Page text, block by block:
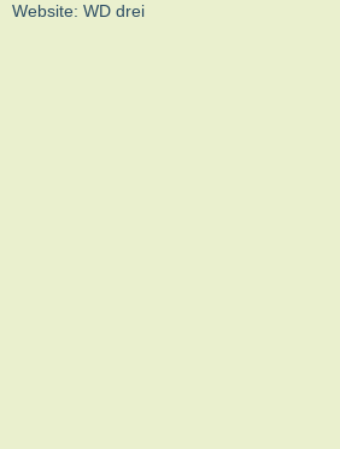
Website: WD drei